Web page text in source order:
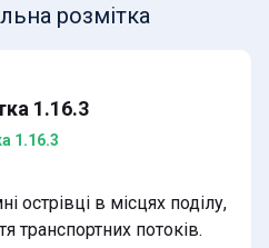
розмітка
1.16.3
1.16.3
острівці в місцях поділу,
транспортних потоків.